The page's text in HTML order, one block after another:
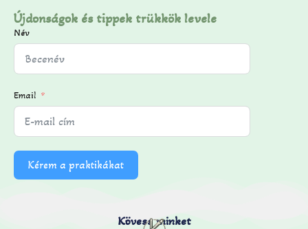
Újdonságok és tippek trükkök levele
Név
Email
Kérem a praktikákat
Kövess minket